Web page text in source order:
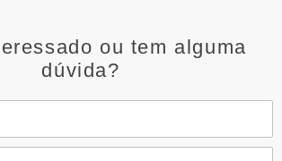
ou tem alguma
dúvida?